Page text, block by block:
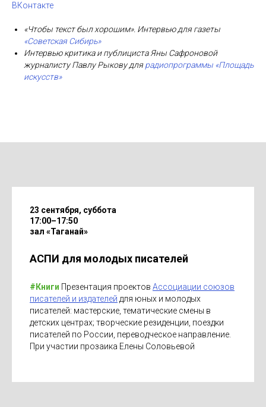
ВКонтакте
«Чтобы текст был хорошим». Интервью для газеты
«Советская Сибирь»
Интервью критика и публициста Яны Сафроновой
журналисту Павлу Рыкову длярадиопрограммы «Площадь
искусств»
23 сентября, суббота
17:00–17:50
зал «Таганай»
АСПИ для молодых писателей
#Книги Презентация проектов Ассоциации союзов
писателей и издателей для юных и молодых
писателей: мастерские, тематические смены в
детских центрах; творческие резиденции, поездки
писателей по России, переводческое направление.
При участии прозаика Елены Соловьевой